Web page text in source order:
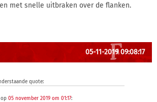
met snelle uitbraken over de flanken.
05-11-2019 09:08:17
quote:
05 november 2019 om 01:17: